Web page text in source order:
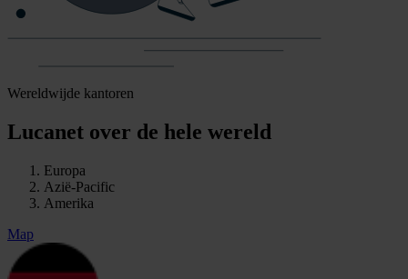
Wereldwijde kantoren
Lucanet over de hele wereld
Europa
Azië-Pacific
Amerika
Map